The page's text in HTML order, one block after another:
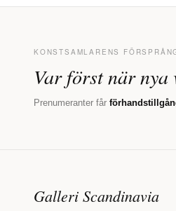
KONSTSAMLARENS
Var först när nya
Prenumeranter får
Galleri Scandinavia